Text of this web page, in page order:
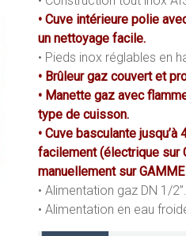
• Cuve intérieure polie
un nettoyage facile.
• Pieds inox réglables en
• Brûleur gaz couvert et
• Manette gaz avec
type de cuisson.
• Cuve basculante jusqu’à
facilement (électrique sur
manuellement sur
• Alimentation gaz DN 1/2’’.
• Alimentation en eau